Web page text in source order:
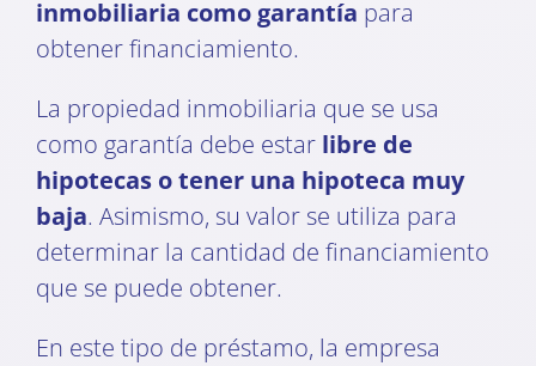
inmobiliaria como garantía para
obtener financiamiento.
La propiedad inmobiliaria que se usa
como garantía debe estar libre de
hipotecas o tener una hipoteca muy
baja. Asimismo, su valor se utiliza para
determinar la cantidad de financiamiento
que se puede obtener.
En este tipo de préstamo, la empresa